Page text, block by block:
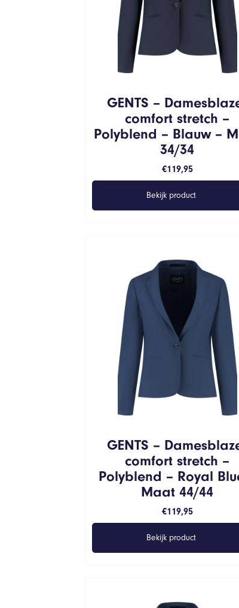
GENTS –
comfort stretch –
Polyblend – Blauw –
34/34
€119,95
Bekijk product
GENTS –
comfort stretch –
Polyblend – Royal
Maat 44/44
€119,95
Bekijk product